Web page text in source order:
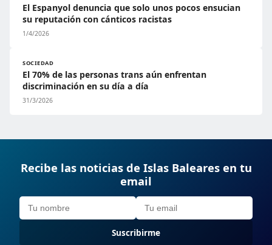
El Espanyol denuncia que solo unos pocos ensucian
su reputación con cánticos racistas
1/4/2026
SOCIEDAD
El 70% de las personas trans aún enfrentan
discriminación en su día a día
31/3/2026
Recibe las noticias de Islas Baleares en tu
email
Suscribirme